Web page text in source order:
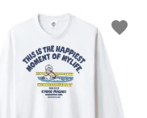
favorite